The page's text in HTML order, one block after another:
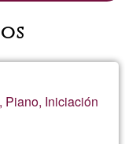
Piano, Iniciación